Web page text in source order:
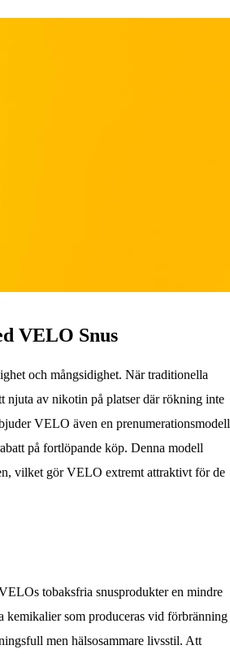
VELO Snus
och mångsidighet. När traditionella
av nikotin på platser där rökning inte
VELO även en prenumerationsmodell
på fortlöpande köp. Denna modell
vilket gör VELO extremt attraktivt för de
tobaksfria snusprodukter en mindre
som produceras vid förbränning
men hälsosammare livsstil. Att